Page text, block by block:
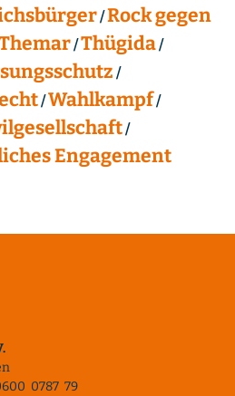
Rock gegen
Thügida
Wahlkampf
Engagement
0787 79